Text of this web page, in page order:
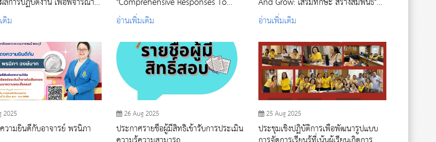
เป็นพนักงานสถาบันพระบรม
.ศ. ๒๕๖๘
ติม Non-Communicable Diseases: The
Role Of Multidisciplinary
Care"
อ่านเพิ่มเติม ประจำปี 2568
อ่านเพิ่มเติม
2025
วามยินดีกับอาจารย์ พรนิภา
26 Aug 2025
ประกาศรายชื่อผู้มีสิทธิเข้ารับการประเมิน
25 Aug 2025
ประชุมเชิงปฏิบัติการเพื่อพัฒนารูปแบบ